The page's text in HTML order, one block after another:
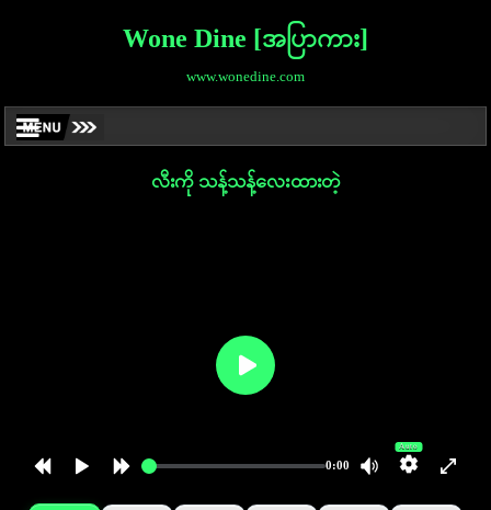
Wone Dine [အပြာကား]
www.wonedine.com
လီးကို သန့်သန့်လေးထားတဲ့
0:00
Auto